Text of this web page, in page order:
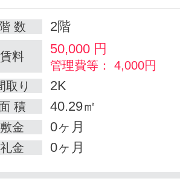
階 数 2階
賃料 50,000 円
管理費等： 4,000円
取り
2K
積 40.29㎡
敷金 0ヶ月
礼金 0ヶ月